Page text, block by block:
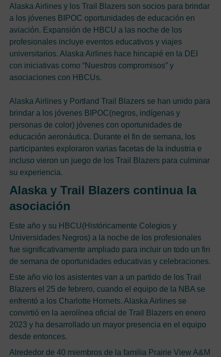
Alaska Airlines y los Trail Blazers son socios para brindar
a los jóvenes BIPOC oportunidades de educación en
aviación. Expansión de HBCU a las noche de los
profesionales incluye eventos educativos y viajes
universitarios. Alaska Airlines hace hincapié en la DEI
con iniciativas como “Nuestros compromisos” y
asociaciones con HBCUs.
Alaska Airlines y Portland Trail Blazers se han unido para
brindar a los jóvenes BIPOC(negros, indígenas y
personas de color) jóvenes con oportunidades de
educación aeronáutica. Durante el fin de semana, los
participantes exploraron varias facetas de la industria e
incluso vieron un juego de los Trail Blazers para culminar
su experiencia.
Alaska y Trail Blazers continua la
asociación
Este año y su HBCU(Históricamente Colegios y
Universidades Negros) a la noche de los profesionales
fue significativamente ampliado para incluir un todo un fin
de semana de oportunidades educativas y celebraciones.
Este año vio los asistentes van a un partido de los Trail
Blazers el 25 de febrero, cuando el equipo de la NBA se
enfrentó a los Charlotte Hornets. Alaska Airlines se
convirtió en la aerolínea oficial de Trail Blazers en enero
2023 y ha desarrollado un mayor presencia en el equipo
desde entonces.
Alrededor de 40 miembros de la familia Prairie View A&M